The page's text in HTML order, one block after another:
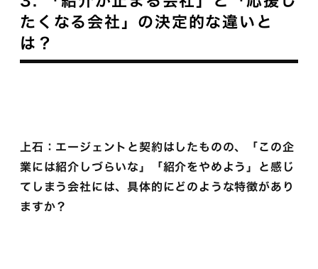
たくなる会社」の決定的な違いと
は？
上石：エージェントと契約はしたものの、「この企
業には紹介しづらいな」「紹介をやめよう」と感じ
てしまう会社には、具体的にどのような特徴があり
ますか？